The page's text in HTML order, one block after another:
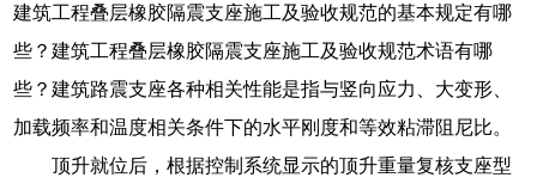
建筑工程叠层橡胶隔震支座施工及验收规范的基本规定有哪
些？建筑工程叠层橡胶隔震支座施工及验收规范术语有哪
些？建筑路震支座各种相关性能是指与竖向应力、大变形、
加载频率和温度相关条件下的水平刚度和等效粘滞阻尼比。
顶升就位后，根据控制系统显示的顶升重量复核支座型